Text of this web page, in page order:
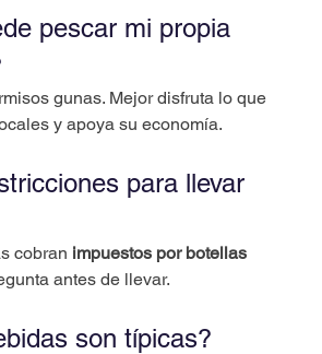
pescar mi propia
gunas. Mejor disfruta lo que
y apoya su economía.
para llevar
cobran impuestos por botellas
antes de llevar.
son típicas?